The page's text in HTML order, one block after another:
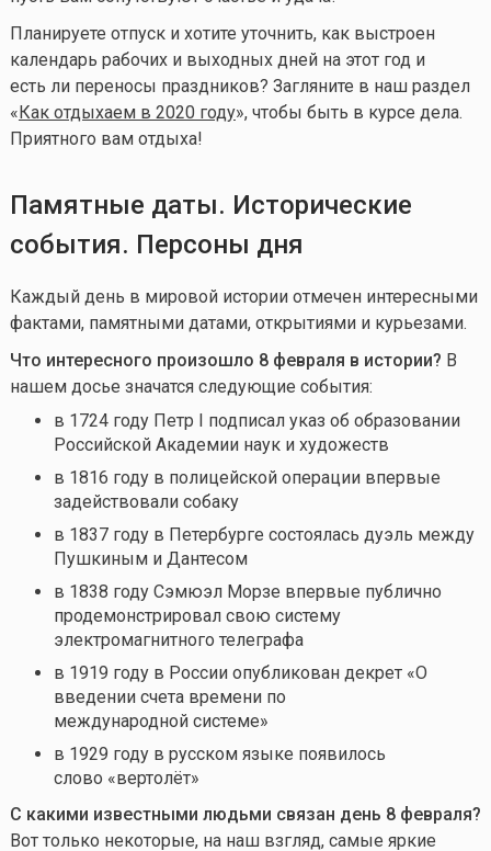
Планируете отпуск и хотите уточнить, как выстроен
календарь рабочих и выходных дней на этот год и
есть ли переносы праздников? Загляните в наш раздел
«Как отдыхаем в 2020 году», чтобы быть в курсе дела.
Приятного вам отдыха!
Памятные даты. Исторические
события. Персоны дня
Каждый день в мировой истории отмечен интересными
фактами, памятными датами, открытиями и курьезами.
Что интересного произошло 8 февраля в истории? В
нашем досье значатся следующие события:
в 1724 году Петр I подписал указ об образовании
Российской Академии наук и художеств
в 1816 году в полицейской операции впервые
задействовали собаку
в 1837 году в Петербурге состоялась дуэль между
Пушкиным и Дантесом
в 1838 году Сэмюэл Морзе впервые публично
продемонстрировал свою систему
электромагнитного телеграфа
в 1919 году в России опубликован декрет «О
введении счета времени по
международной системе»
в 1929 году в русском языке появилось
слово «вертолёт»
С какими известными людьми связан день 8 февраля?
Вот только некоторые, на наш взгляд, самые яркие